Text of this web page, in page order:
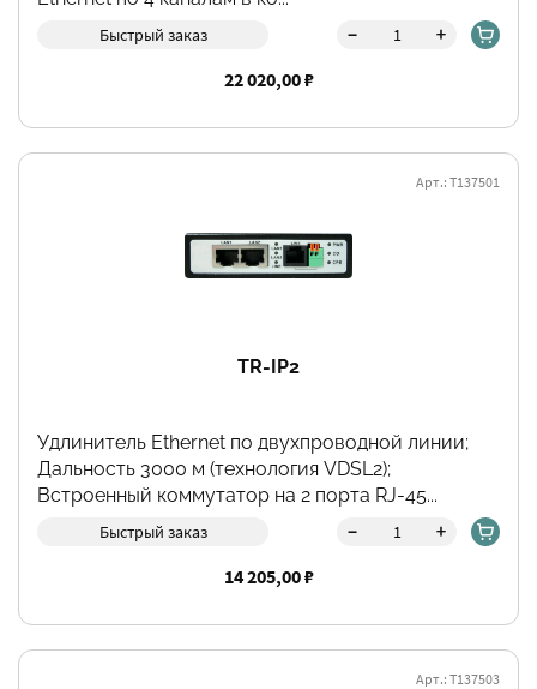
Быстрый заказ - +
22 020,00 ₽
TR-IP2
Арт.: Т137501
Удлинитель Ethernet по двухпроводной линии;
Дальность 3000 м (технология VDSL2);
Встроенный коммутатор на 2 порта RJ-45...
Быстрый заказ - +
14 205,00 ₽
Арт.: Т137503